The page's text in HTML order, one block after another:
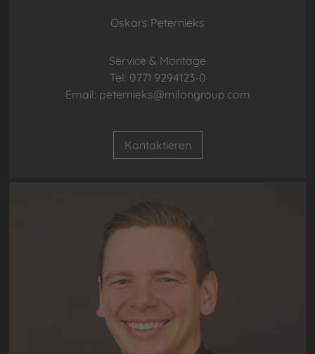
Oskars Peternieks
Service & Montage
Tel: 0771 9294123-0
Email: peternieks@milongroup.com
Kontaktieren